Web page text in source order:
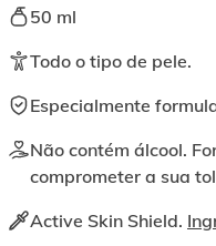
50 ml
Todo o tipo de pele.
Especialmente
Não contém álcool.
comprometer a sua
Active Skin Shield.